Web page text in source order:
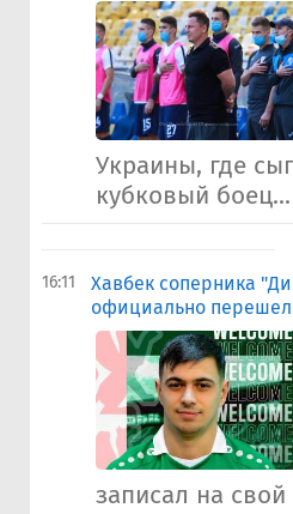
Украины, где
кубковый боец...
16:11
Хавбек соперника
официально
записал на